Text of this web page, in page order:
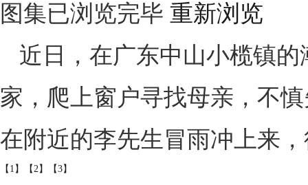
图集已浏览完毕 重新浏览
近日，在广东中山小榄镇
家，爬上窗户寻找母亲，不
在附近的李先生冒雨冲上来
【1】 【2】 【3】